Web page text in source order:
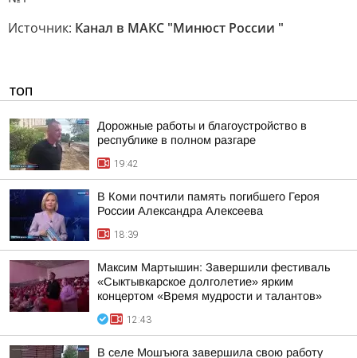
Источник: Канал в МАКС "Минюст России "
ТОП
Дорожные работы и благоустройство в
республике в полном разгаре
19:42
В Коми почтили память погибшего Героя
России Александра Алексеева
18:39
Максим Мартышин: Завершили фестиваль
«Сыктывкарское долголетие» ярким
концертом «Время мудрости и талантов»
12:43
В селе Мошъюга завершила свою работу